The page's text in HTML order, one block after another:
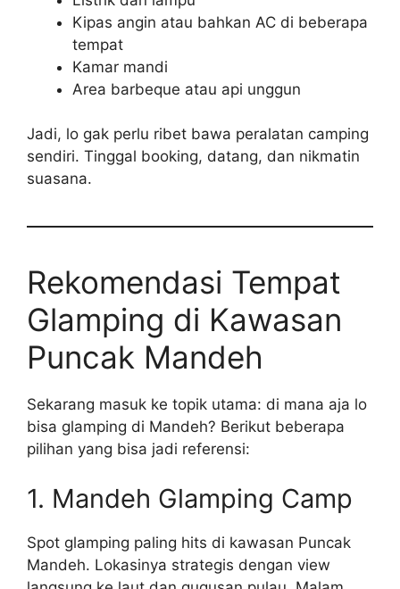
Kipas angin atau bahkan AC di beberapa
tempat
Kamar mandi
Area barbeque atau api unggun
Jadi, lo gak perlu ribet bawa peralatan camping
sendiri. Tinggal booking, datang, dan nikmatin
suasana.
Rekomendasi Tempat
Glamping di Kawasan
Puncak Mandeh
Sekarang masuk ke topik utama: di mana aja lo
bisa glamping di Mandeh? Berikut beberapa
pilihan yang bisa jadi referensi:
1. Mandeh Glamping Camp
Spot glamping paling hits di kawasan Puncak
Mandeh. Lokasinya strategis dengan view